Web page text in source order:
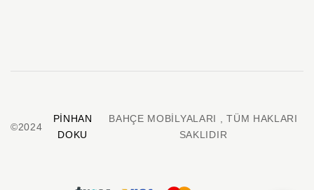
©2024
PINHAN
DOKU
BAHÇE MOBILYALARI , TÜM HAKLARI
SAKLIDIR